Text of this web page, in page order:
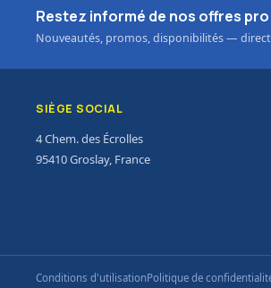
Restez informé de nos offres pro
Nouveautés, promos, disponibilités —
SIÈGE SOCIAL
4 Chem. des Écrolles
95410 Groslay, France
Conditions d'utilisationPolitique de